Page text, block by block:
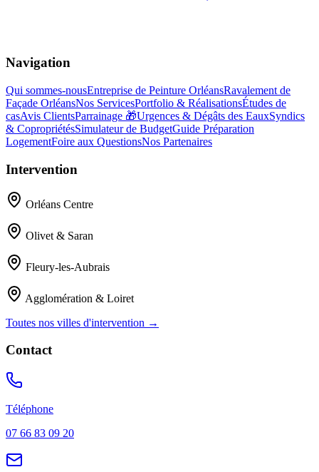
Navigation
Qui sommes-nousEntreprise de Peinture OrléansRavalement de
Façade OrléansNos ServicesPortfolio & RéalisationsÉtudes de
casAvis ClientsParrainage 🎁Urgences & Dégâts des EauxSyndics
& CopropriétésSimulateur de BudgetGuide Préparation
LogementFoire aux QuestionsNos Partenaires
Intervention
Orléans Centre
Olivet & Saran
Fleury-les-Aubrais
Agglomération & Loiret
Toutes nos villes d'intervention →
Contact
Téléphone
07 66 83 09 20